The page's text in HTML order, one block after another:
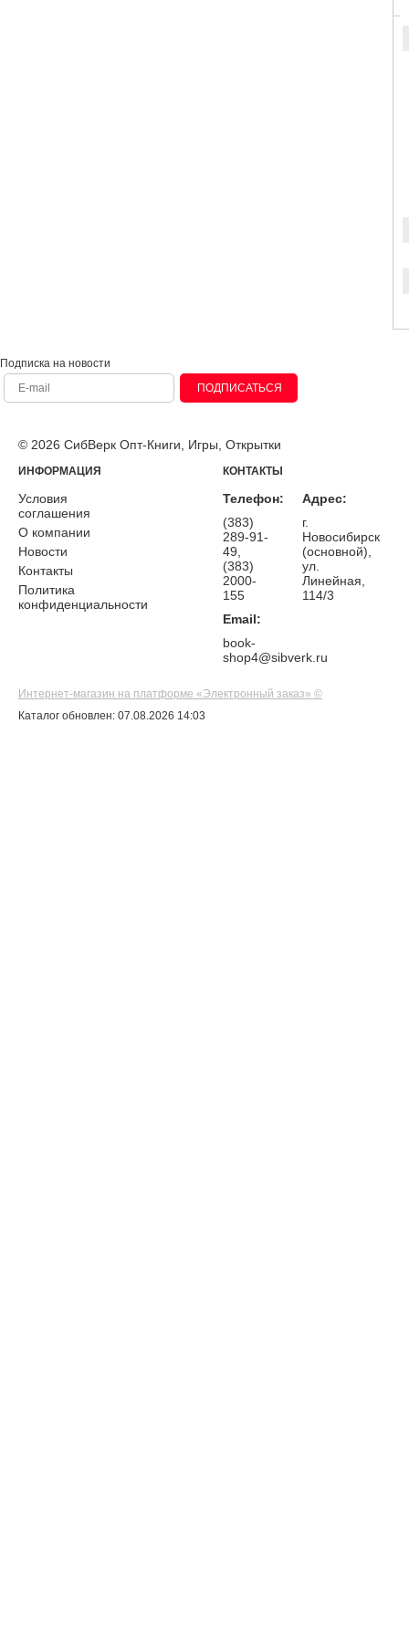
Подписка на новости
ПОДПИСАТЬСЯ
© 2026 СибВерк Опт-Книги, Игры, Открытки
ИНФОРМАЦИЯ
Условия
соглашения
О компании
Новости
Контакты
Политика
конфиденциальности
КОНТАКТЫ
Телефон:
(383)
289-91-
49,
(383)
2000-
155
Email:
book-
shop4@sibverk.ru
Адрес:
г.
Новосибирск
(основной),
ул.
Линейная,
114/3
Интернет-магазин на платформе «Электронный заказ» ©
Каталог обновлен: 07.08.2026 14:03